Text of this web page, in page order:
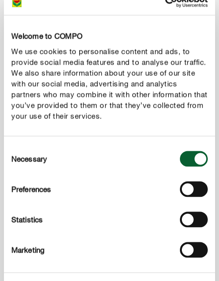
Welcome to COMPO
We use cookies to personalise content and ads, to
provide social media features and to analyse our traffic.
We also share information about your use of our site
with our social media, advertising and analytics
partners who may combine it with other information that
you’ve provided to them or that they’ve collected from
your use of their services.
Selection
Necessary
Preferences
Statistics
Marketing
3 Вода та догляд за трояндою
На завершальному етапі троянду добре поливають
посадка троянди у більший горщик або діжку
старого горщика, зберігаючи кореневі грудки.
обрізають, пагони вкорочують приблизно до 10 см і
рослину пересаджують у той самий горщик зі